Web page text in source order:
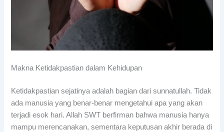
Makna Ketidakpastian dalam Kehidupan
Ketidakpastian sejatinya adalah bagian dari sunnatullah. Tidak
ada manusia yang benar-benar mengetahui apa yang akan
terjadi esok hari. Allah SWT berfirman bahwa manusia hanya
mampu merencanakan, sementara keputusan akhir berada di